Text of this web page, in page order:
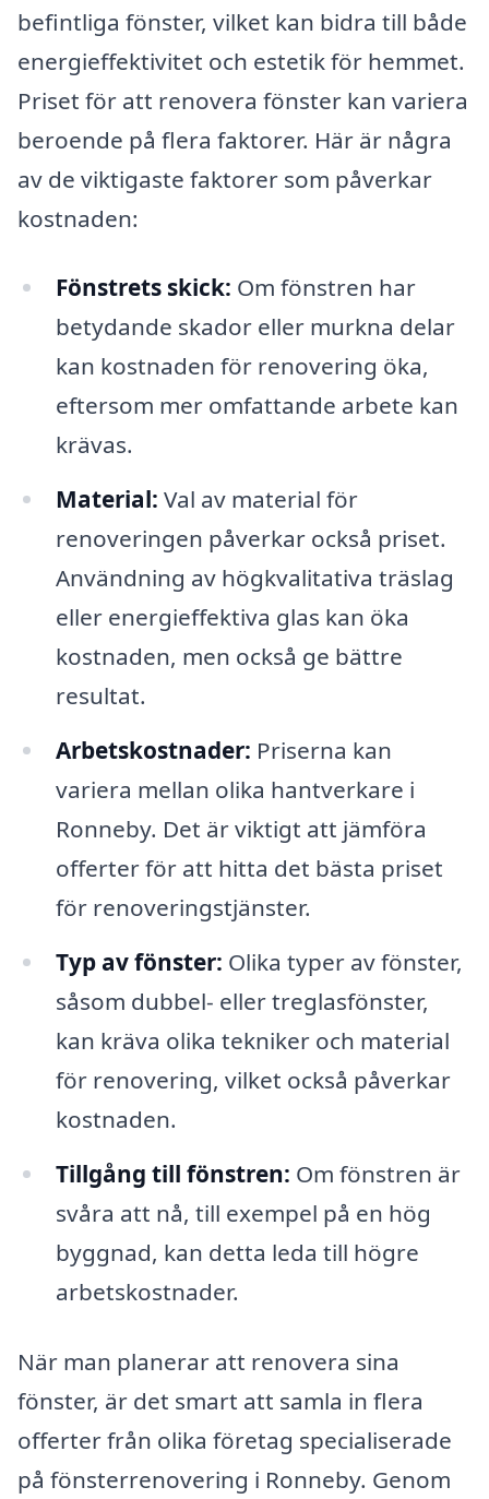
befintliga fönster, vilket kan bidra till både
energieffektivitet och estetik för hemmet.
Priset för att renovera fönster kan variera
beroende på flera faktorer. Här är några
av de viktigaste faktorer som påverkar
kostnaden:
Fönstrets skick: Om fönstren har
betydande skador eller murkna delar
kan kostnaden för renovering öka,
eftersom mer omfattande arbete kan
krävas.
Material: Val av material för
renoveringen påverkar också priset.
Användning av högkvalitativa träslag
eller energieffektiva glas kan öka
kostnaden, men också ge bättre
resultat.
Arbetskostnader: Priserna kan
variera mellan olika hantverkare i
Ronneby. Det är viktigt att jämföra
offerter för att hitta det bästa priset
för renoveringstjänster.
Typ av fönster: Olika typer av fönster,
såsom dubbel- eller treglasfönster,
kan kräva olika tekniker och material
för renovering, vilket också påverkar
kostnaden.
Tillgång till fönstren: Om fönstren är
svåra att nå, till exempel på en hög
byggnad, kan detta leda till högre
arbetskostnader.
När man planerar att renovera sina
fönster, är det smart att samla in flera
offerter från olika företag specialiserade
på fönsterrenovering i Ronneby. Genom